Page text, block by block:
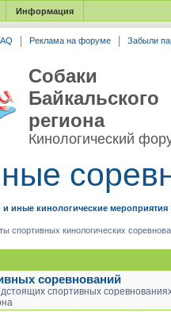
Информация
Реклама на форуме Забыли
Собаки
Байкальского
региона
Кинологический
и иные кинологические мероприятия
спортивных кинологических
соревнований
спортивных